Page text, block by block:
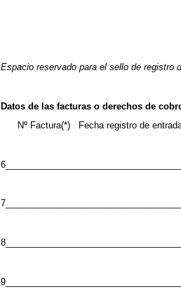
Espacio reservado para el sello de registro
Datos de las facturas o derechos de
Nº Factura(*) Fecha registro de